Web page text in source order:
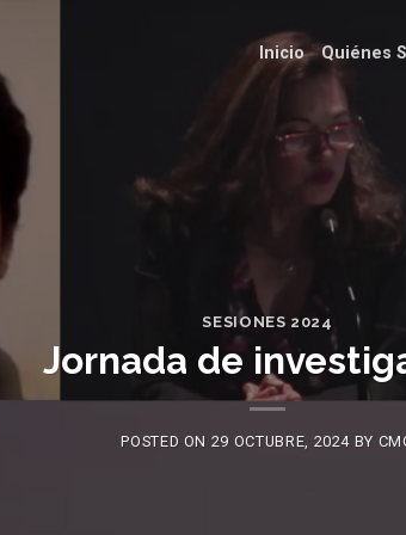
Inicio Quiénes
SESIONES 2024
Jornada de
POSTED ON 29 OCTUBRE, 2024 BY